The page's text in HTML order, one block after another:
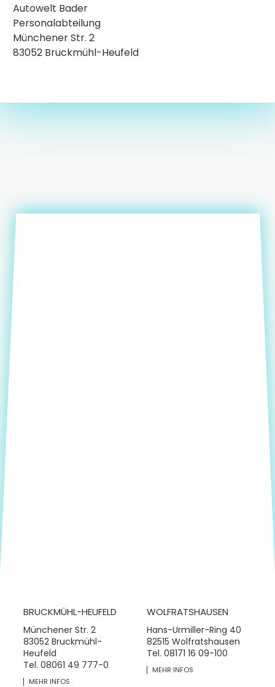
Autowelt Bader
Personalabteilung
Münchener Str. 2
83052 Bruckmühl-Heufeld
BRUCKMÜHL-HEUFELD
Münchener Str. 2
83052 Bruckmühl-
Heufeld
Tel.08061 49 777-0
MEHR INFOS
WOLFRATSHAUSEN
Hans-Urmiller-Ring 40
82515 Wolfratshausen
Tel. 08171 16 09-100
MEHR INFOS